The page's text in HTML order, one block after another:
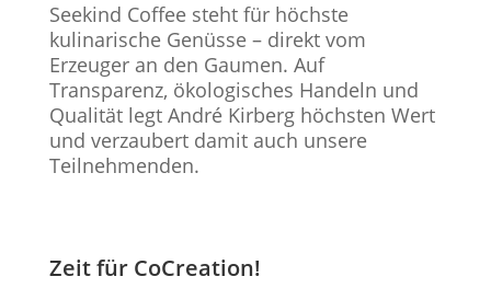
Seekind Coffee steht für höchste
kulinarische Genüsse – direkt vom
Erzeuger an den Gaumen. Auf
Transparenz, ökologisches Handeln und
Qualität legt André Kirberg höchsten Wert
und verzaubert damit auch unsere
Teilnehmenden.
Zeit für CoCreation!